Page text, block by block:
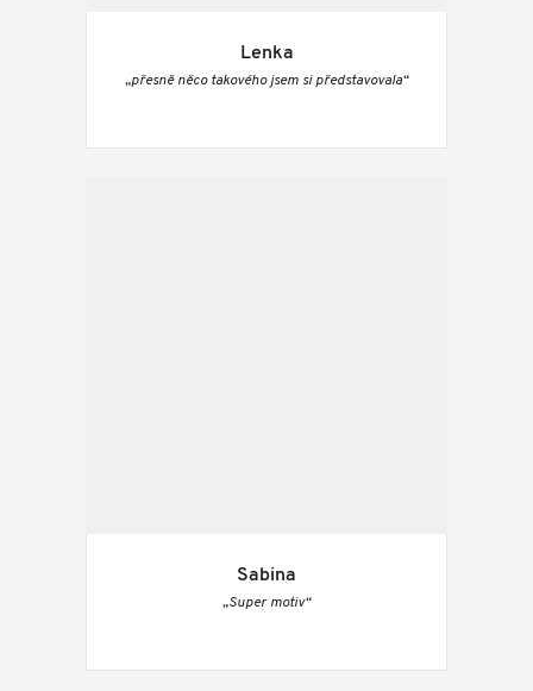
Lenka
„přesně něco takového jsem si představovala“
Sabina
„Super motiv“